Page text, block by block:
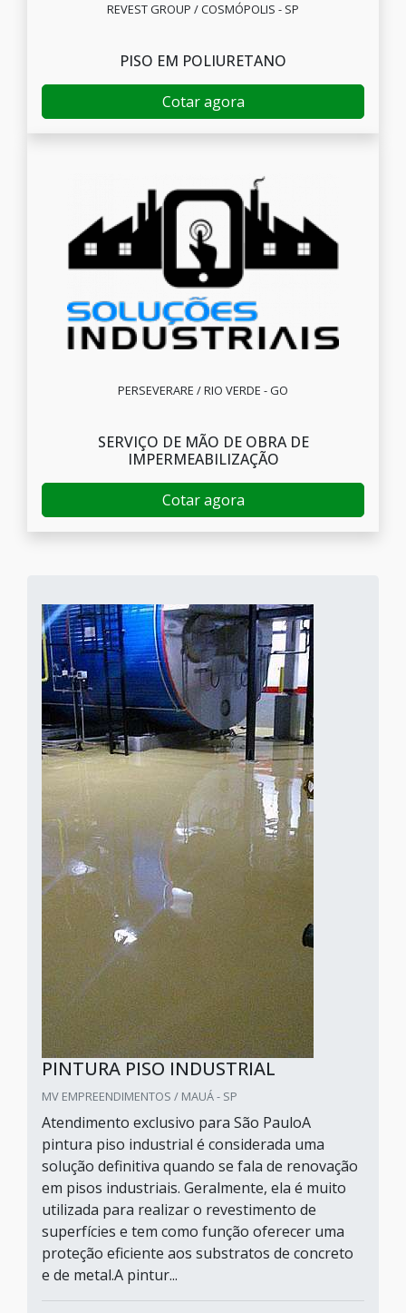
REVEST GROUP / COSMÓPOLIS - SP
PISO EM POLIURETANO
Cotar agora
PERSEVERARE / RIO VERDE - GO
SERVIÇO DE MÃO DE OBRA DE
IMPERMEABILIZAÇÃO
Cotar agora
PINTURA PISO INDUSTRIAL
MV EMPREENDIMENTOS / MAUÁ - SP
Atendimento exclusivo para São PauloA
pintura piso industrial é considerada uma
solução definitiva quando se fala de renovação
em pisos industriais. Geralmente, ela é muito
utilizada para realizar o revestimento de
superfícies e tem como função oferecer uma
proteção eficiente aos substratos de concreto
e de metal.A pintur...